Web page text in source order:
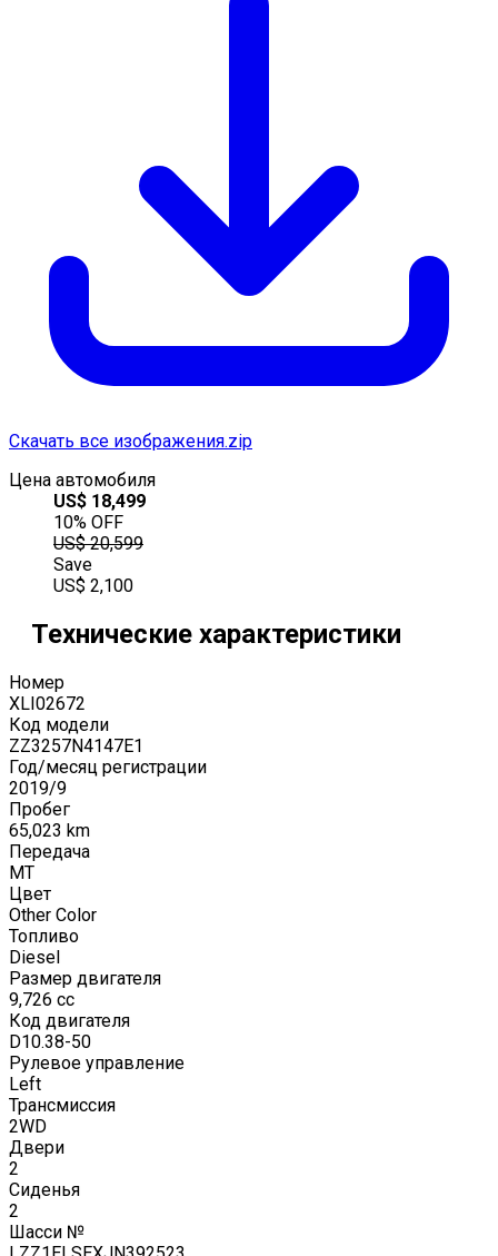
Скачать все изображения.zip
Цена автомобиля
US$ 18,499
10% OFF
US$ 20,599
Save
US$ 2,100
Технические характеристики
Номер
XLI02672
Код модели
ZZ3257N4147E1
Год/месяц регистрации
2019/9
Пробег
65,023 km
Передача
MT
Цвет
Other Color
Топливо
Diesel
Размер двигателя
9,726 cc
Код двигателя
D10.38-50
Рулевое управление
Left
Трансмиссия
2WD
Двери
2
Сиденья
2
Шасси №